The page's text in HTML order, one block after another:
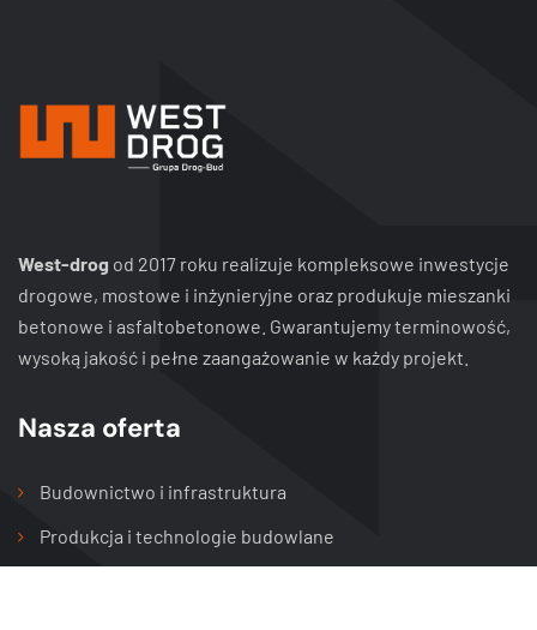
West-drog od 2017 roku realizuje kompleksowe inwestycje
drogowe, mostowe i inżynieryjne oraz produkuje mieszanki
betonowe i asfaltobetonowe. Gwarantujemy terminowość,
wysoką jakość i pełne zaangażowanie w każdy projekt.
Nasza oferta
Budownictwo i infrastruktura
Produkcja i technologie budowlane